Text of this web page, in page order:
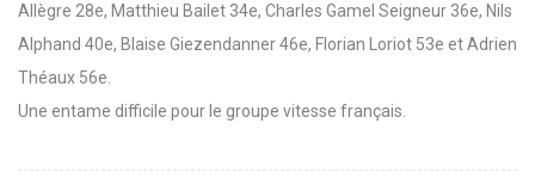
Allègre 28e, Matthieu Bailet 34e, Charles Gamel Seigneur 36e, Nils
Alphand 40e, Blaise Giezendanner 46e, Florian Loriot 53e et Adrien
Théaux 56e.
Une entame difficile pour le groupe vitesse français.